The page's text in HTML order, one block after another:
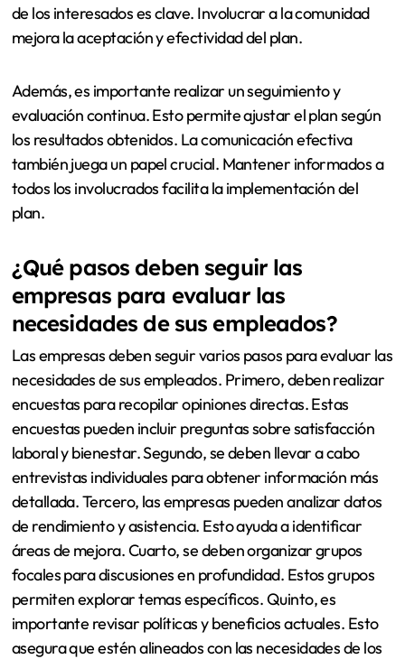
de los interesados es clave. Involucrar a la comunidad
mejora la aceptación y efectividad del plan.
Además, es importante realizar un seguimiento y
evaluación continua. Esto permite ajustar el plan según
los resultados obtenidos. La comunicación efectiva
también juega un papel crucial. Mantener informados a
todos los involucrados facilita la implementación del
plan.
¿Qué pasos deben seguir las
empresas para evaluar las
necesidades de sus empleados?
Las empresas deben seguir varios pasos para evaluar las
necesidades de sus empleados. Primero, deben realizar
encuestas para recopilar opiniones directas. Estas
encuestas pueden incluir preguntas sobre satisfacción
laboral y bienestar. Segundo, se deben llevar a cabo
entrevistas individuales para obtener información más
detallada. Tercero, las empresas pueden analizar datos
de rendimiento y asistencia. Esto ayuda a identificar
áreas de mejora. Cuarto, se deben organizar grupos
focales para discusiones en profundidad. Estos grupos
permiten explorar temas específicos. Quinto, es
importante revisar políticas y beneficios actuales. Esto
asegura que estén alineados con las necesidades de los